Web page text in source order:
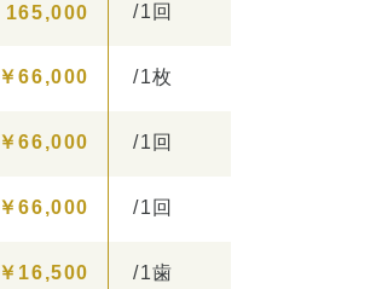
165,000 /1回
￥66,000 /1枚
￥66,000 /1回
￥66,000 /1回
￥16,500 /1歯